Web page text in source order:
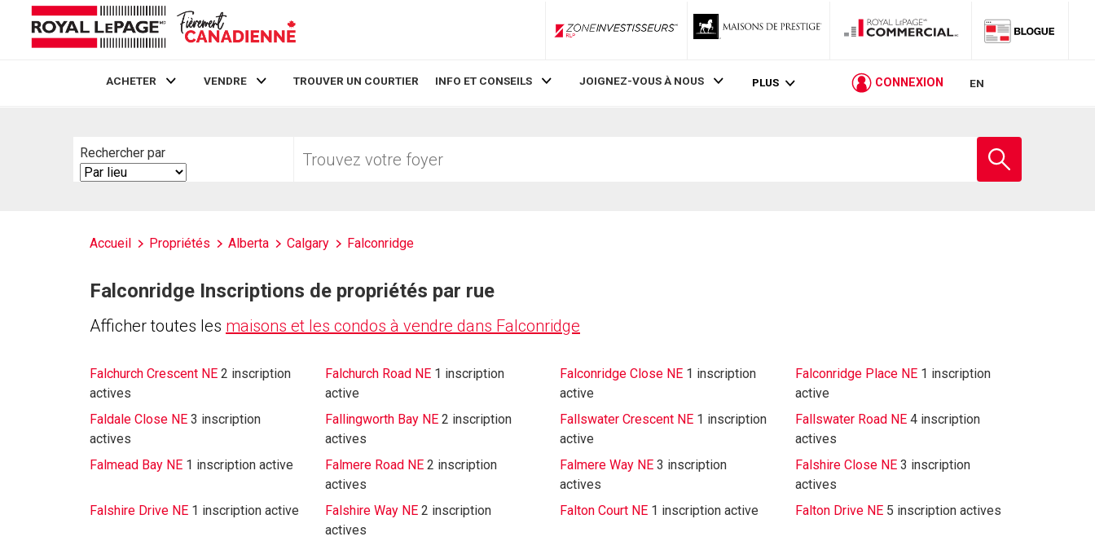
ZoneInvestisseurs RLP
ACHETER VENDRE TROUVER UN COURTIER INFO ET CONSEILS JOIGNEZ-VOUS À NOUS PLUS CONNEXION EN
Rechercher par
Search
By
votre
Accueil Propriétés Alberta Calgary Falconridge
Falconridge Inscriptions de propriétés par rue
Afficher toutes les maisons et les condos à vendre dans Falconridge
Falchurch Crescent NE 2 inscription
actives
Falchurch Road NE 1 inscription
active
Falconridge Close NE 1 inscription
active
Falconridge Place NE 1 inscription
active
Faldale Close NE 3 inscription
actives
Fallingworth Bay NE 2 inscription
actives
Fallswater Crescent NE 1 inscription
active
Fallswater Road NE 4 inscription
actives
Falmead Bay NE 1 inscription active Falmere Road NE 2 inscription
actives
Falmere Way NE 3 inscription
actives
Falshire Close NE 3 inscription
actives
Falshire Drive NE 1 inscription active Falshire Way NE 2 inscription
actives
Falton Court NE 1 inscription active Falton Drive NE 5 inscription actives